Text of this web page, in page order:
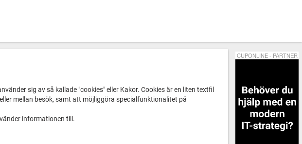
sig av så kallade "cookies" eller Kakor. Cookies är en liten textfil
mellan besök, samt att möjliggöra specialfunktionalitet på
informationen till.
CUPONLINE - PARTNER